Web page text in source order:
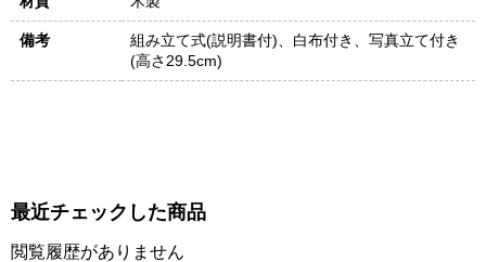
備考
組み立て式(説明書付)、白布付き、写真立て付き
(高さ29.5cm)
最近チェックした商品
閲覧履歴がありません